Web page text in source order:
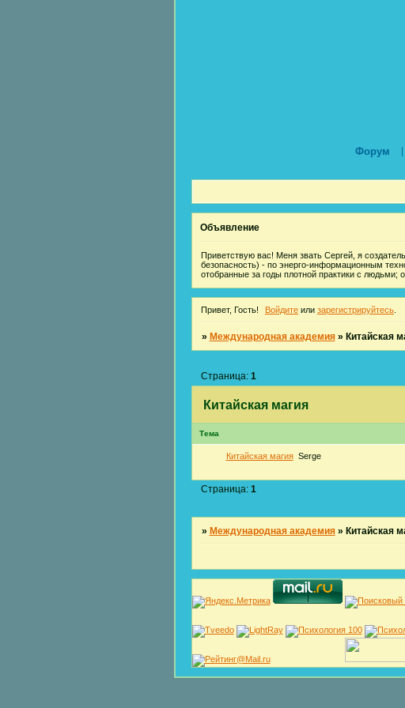
Форум
Объявление
Приветствую вас! Меня звать Сергей, я
безопасность) - по энерго-информационным
отобранные за годы плотной практики с людьми;
Привет, Гость! Войдите или зарегистрируйтесь
» Международная академия » Китайская
Китайская магия
Страница: 1
Тема
Китайская магия Serge
Страница: 1
» Международная академия » Китайская